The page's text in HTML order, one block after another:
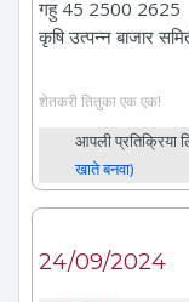
गहु 45 2500 2625
कृषि उत्पन्न बाजार
शेतकरी तितुका एक एक!
आपली प्रतिक्रिया
खाते बनवा)
24/09/2024